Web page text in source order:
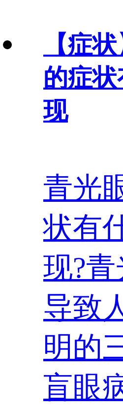
【症状
的症
现
青光
状有
现?
导致
明的
盲眼